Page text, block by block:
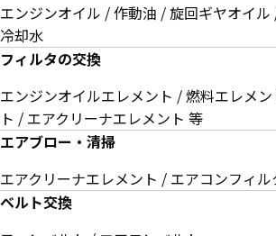
エンジンオイル / 作動油 / 旋回ギヤオイ
冷却水
フィルタの交換
エンジンオイルエレメント / 燃料エレメ
ト / エアクリーナエレメント 等
エアブロー・清掃
エアクリーナエレメント / エアコンフィ
ベルト交換